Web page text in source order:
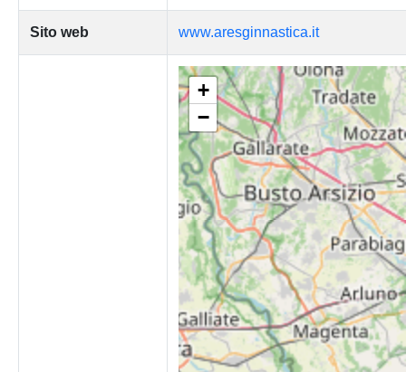
Sito web www.aresginnastica.it
+
−